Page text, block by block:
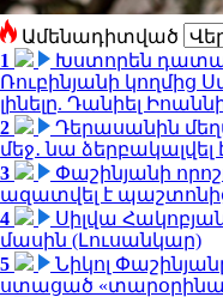
Ամենադիտված
1
Խստորեն
Ռուբինյանի կողմից
լինելը. Դանիել
2
Դերասանին
մեջ․ նա ձերբակալվել
3
Փաշինյանի
ազատվել է
4
Սիլվա
մասին (Լուսանկար)
5
Նիկոլ
ստացած